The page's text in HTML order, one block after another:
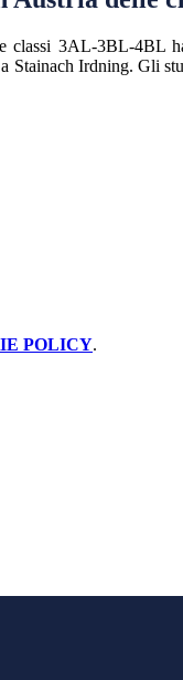
3AL-3BL-4BL
Stainach Irdning. Gli
POLICY.